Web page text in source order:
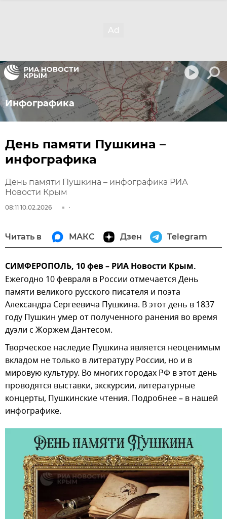
Инфографика
День памяти Пушкина –
инфографика
День памяти Пушкина – инфографика РИА
Новости Крым
08:11 10.02.2026
Читать в МАКС Дзен Telegram
СИМФЕРОПОЛЬ, 10 фев – РИА Новости Крым.
Ежегодно 10 февраля в России отмечается День
памяти великого русского писателя и поэта
Александра Сергеевича Пушкина. В этот день в 1837
году Пушкин умер от полученного ранения во время
дуэли с Жоржем Дантесом.
Творческое наследие Пушкина является неоценимым
вкладом не только в литературу России, но и в
мировую культуру. Во многих городах РФ в этот день
проводятся выставки, экскурсии, литературные
концерты, Пушкинские чтения. Подробнее – в нашей
инфографике.